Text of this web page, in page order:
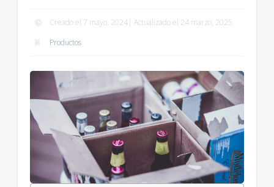
Creado el 7 mayo, 2024| Actualizado el 24 marzo, 2025
Productos